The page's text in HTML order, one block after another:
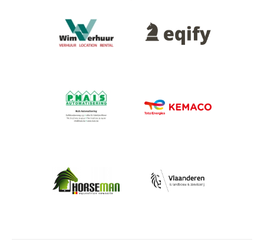
Afbeelding Afbeelding
Afbeelding
Afbeelding
Afbeelding Afbeelding